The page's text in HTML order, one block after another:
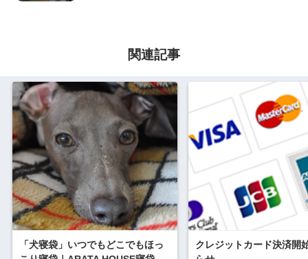
関連記事
「犬寝袋」いつでもどこでもほっ
クレジットカード決済開